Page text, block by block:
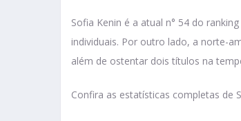
Sofia Kenin é a atual n° 54 do
individuais. Por outro lado, a norte-
além de ostentar dois títulos na
Confira as estatísticas completas de